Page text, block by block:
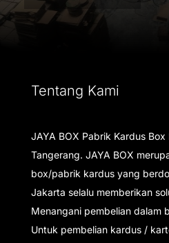
Tentang Kami
JAYA BOX Pabrik Kardus
Tangerang. JAYA BOX
box/pabrik kardus yang
Jakarta selalu memberikan
Menangani pembelian dalam
Untuk pembelian kardus /